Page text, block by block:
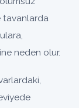
tavanlarda
neden olur.